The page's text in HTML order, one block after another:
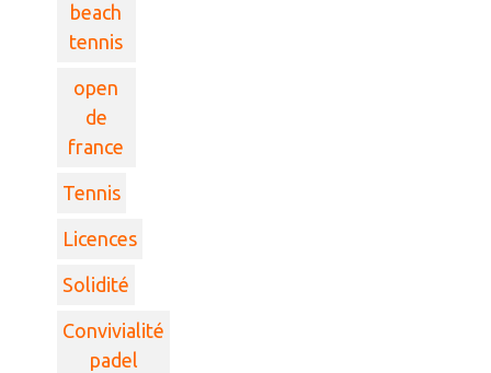
beach
tennis
open
de
france
Tennis
Licences
Solidité
Convivialité
padel